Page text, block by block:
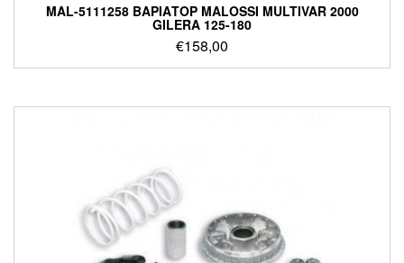
MAL-5111258 ΒΑΡΙΑΤΟΡ MALOSSI MULTIVAR 2000
GILERA 125-180
€158,00